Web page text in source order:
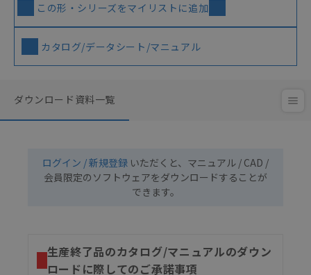
この形・シリーズをマイリストに追加
カタログ/データシート/マニュアル
ダウンロード資料一覧
ログイン / 新規登録 いただくと、マニュアル / CAD /
会員限定のソフトウェアをダウンロードすることが
できます。
生産終了品のカタログ/マニュアルのダウン
ロードに際してのご承諾事項